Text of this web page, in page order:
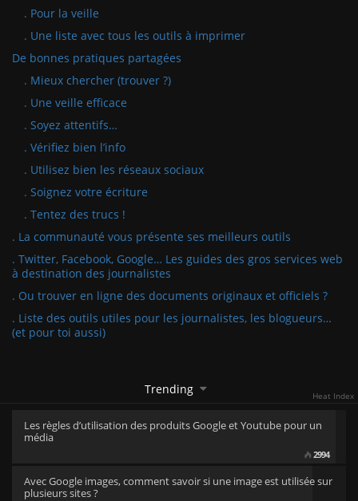
. Pour la veille
. Une liste avec tous les outils à imprimer
De bonnes pratiques partagées
. Mieux chercher (trouver ?)
. Une veille efficace
. Soyez attentifs…
. Vérifiez bien l’info
. Utilisez bien les réseaux sociaux
. Soignez votre écriture
. Tentez des trucs !
. La communauté vous présente ses meilleurs outils
. Twitter, Facebook, Google… Les guides des gros services web
à destination des journalistes
. Ou trouver en ligne des documents originaux et officiels ?
. Liste des outils utiles pour les journalistes, les blogueurs…
(et pour toi aussi)
Trending Heat Index
Les règles d’utilisation des produits Google et Youtube pour un
média
2994
Avec Google images, comment savoir si une image est utilisée sur
plusieurs sites ?